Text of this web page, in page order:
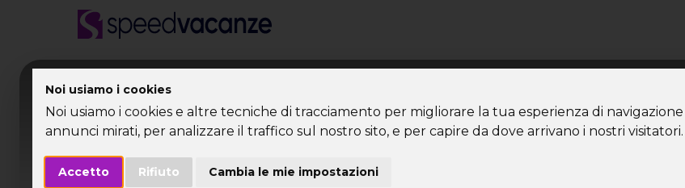
Noi usiamo i cookies
Noi usiamo i cookies e altre tecniche di tracciamento per migliorare la tua esperienza di
annunci mirati, per analizzare il traffico sul nostro sito, e per capire da dove arrivano i nostri visitatori.
Accetto Rifiuto Cambia le mie impostazioni